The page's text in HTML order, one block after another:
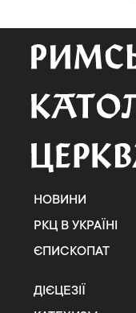
НОВИНИ
РКЦ В УКРАЇНІ
ЄПИСКОПАТ
ДІЄЦЕЗІЇ